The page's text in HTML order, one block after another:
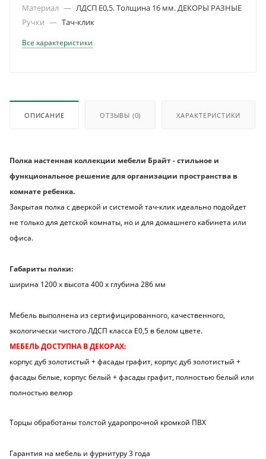
Материал — ЛДСП Е0,5. Толщина 16 мм. ДЕКОРЫ РАЗНЫЕ
Ручки — Тач-клик
Все характеристики
ОПИСАНИЕ ОТЗЫВЫ (0) ХАРАКТЕРИСТИКИ
Полка настенная коллекции мебели Брайт - стильное и
функциональное решение для организации пространства в
комнате ребенка.
Закрытая полка с дверкой и системой тач-клик идеально подойдет
не только для детской комнаты, но и для домашнего кабинета или
офиса.
Габариты полки:
ширина 1200 х высота 400 х глубина 286 мм
Мебель выполнена из сертифицированного, качественного,
экологически чистого ЛДСП класса Е0,5 в белом цвете.
МЕБЕЛЬ ДОСТУПНА В ДЕКОРАХ:
корпус дуб золотистый + фасады графит, корпус дуб золотистый +
фасады белые, корпус белый + фасады графит, полностью белый или
полностью велюр
Торцы обработаны толстой ударопрочной кромкой ПВХ
Гарантия на мебель и фурнитуру 3 года